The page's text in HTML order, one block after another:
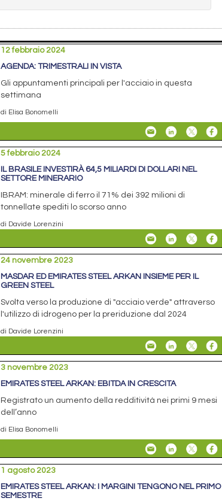
12 febbraio 2024
AGENDA: TRIMESTRALI IN VISTA
Gli appuntamenti principali per l'acciaio in questa
settimana
di Elisa Bonomelli
5 febbraio 2024
IL BRASILE INVESTIRÀ 64,5 MILIARDI DI DOLLARI NEL
SETTORE MINERARIO
IBRAM: minerale di ferro il 71% dei 392 milioni di
tonnellate spediti lo scorso anno
di Davide Lorenzini
24 novembre 2023
MASDAR ED EMIRATES STEEL ARKAN INSIEME PER IL
GREEN STEEL
Svolta verso la produzione di "acciaio verde" attraverso
l'utilizzo di idrogeno per la preriduzione dal 2024
di Davide Lorenzini
3 novembre 2023
EMIRATES STEEL ARKAN: EBITDA IN CRESCITA
Registrato un aumento della redditività nei primi 9 mesi
dell’anno
di Elisa Bonomelli
1 agosto 2023
EMIRATES STEEL ARKAN: I MARGINI TENGONO NEL PRIMO
SEMESTRE